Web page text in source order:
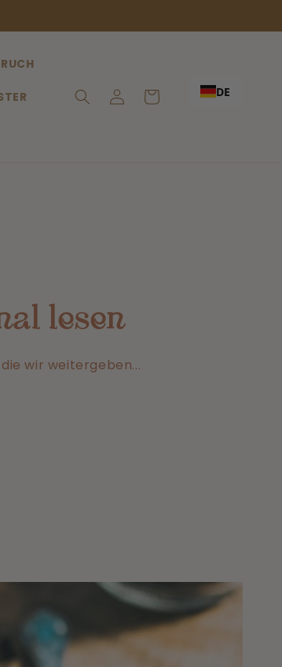
Anmeldung
Einkaufswagen DE
lesen
wir weitergeben...